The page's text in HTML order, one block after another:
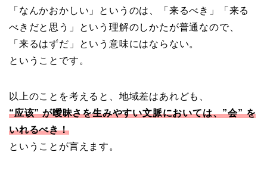
「なんかおかしい」というのは、「来るべき」「来る
べきだと思う」という理解のしかたが普通なので、
「来るはずだ」という意味にはならない。
ということです。
以上のことを考えると、地域差はあれども、
“应该” が曖昧さを生みやすい文脈においては、”会” を
いれるべき！
ということが言えます。